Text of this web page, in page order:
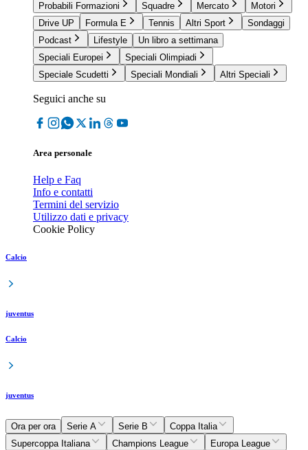
Probabili Formazioni
Squadre Mercato
Motori
Drive UP
Formula E Tennis Altri Sport
Sondaggi
Podcast
Lifestyle
Un libro a settimana
Speciali Europei
Speciali Olimpiadi
Speciale Scudetti
Speciali Mondiali Altri Speciali
Seguici anche su
Area personale
Help e Faq
Info e contatti
Termini del servizio
Utilizzo dati e privacy
Cookie Policy
Calcio
juventus
Calcio
juventus
Ora per ora Serie A Serie B
Coppa Italia
Supercoppa Italiana
Champions League
Europa League